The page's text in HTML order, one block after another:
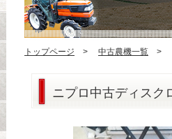
トップページ > 中古農機一覧 >
ニプロ中古ディス